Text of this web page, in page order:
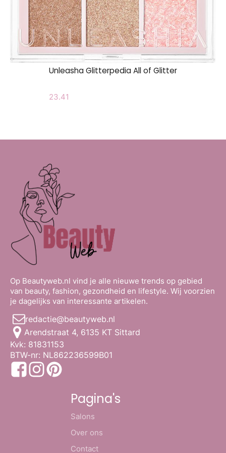
Unleasha Glitterpedia All of Glitter
23.41
Op Beautyweb.nl vind je alle nieuwe trends op gebied
van beauty, fashion, gezondheid en lifestyle. Wij voorzien
je dagelijks van interessante artikelen.
redactie@beautyweb.nl
Arendstraat 4, 6135 KT Sittard
Kvk: 81831153
BTW-nr: NL862236599B01
Pagina's
Salons
Over ons
Contact